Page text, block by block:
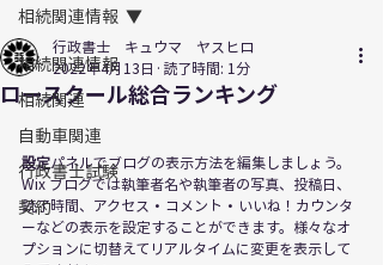
相続関連情報
相続関連
自動車関連
行政書士試験
契約
相続関連情報
ロースクール総合ランキング
行政書士 キュウマ ヤスヒロ
2022年4月13日 読了時間: 1分
設定パネルでブログの表示方法を編集しましょう。
Wix ブログでは執筆者名や執筆者の写真、投稿日、
読了時間、アクセス・コメント・いいね！カウンタ
ーなどの表示を設定することができます。様々なオ
プションに切替えてリアルタイムに変更を表示して